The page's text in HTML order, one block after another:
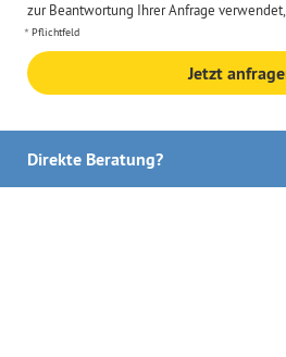
zur Beantwortung Ihrer Anfrage
Pflichtfeld
Jetzt
Direkte Beratung?